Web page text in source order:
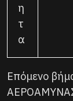
η
τ
α
Επόμενο